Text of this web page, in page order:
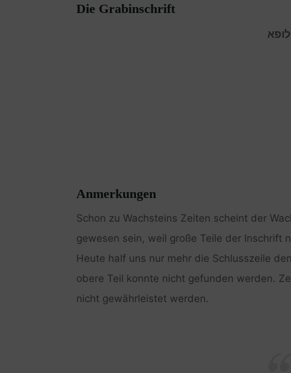
Die Grabinschrift
Anmerkungen
Schon zu Wachsteins Zeiten scheint der
gewesen sein, weil große Teile der Inschrift
Heute half uns nur mehr die Schlusszeile
obere Teil konnte nicht gefunden werden.
nicht gewährleistet werden.